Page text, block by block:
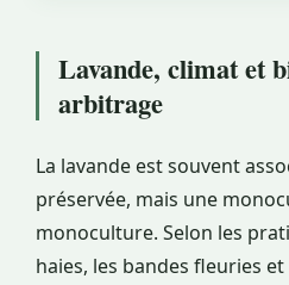
Lavande, climat et
arbitrage
La lavande est souvent
préservée, mais une
monoculture. Selon les
haies, les bandes fleuries